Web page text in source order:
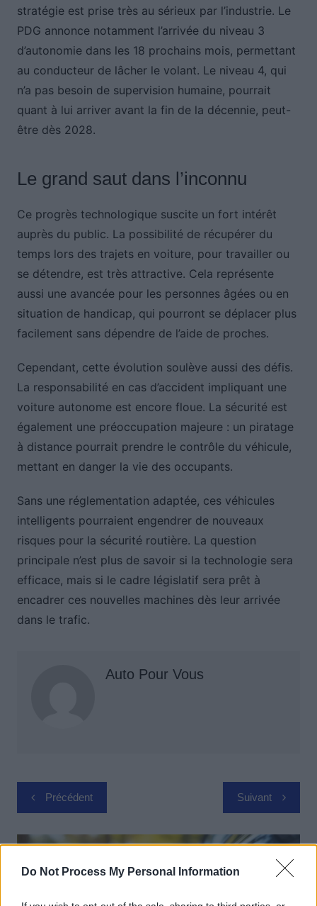
Do Not Process My Personal Information
stratégie est prise très au sérieux par l’industrie. Le
PDG annonce notamment l’arrivée du niveau 3
d’autonomie dans les 18 prochains mois, permettant
au conducteur de lâcher le volant. Le niveau 4, qui
n’a pas besoin de supervision humaine, pourrait
quant à lui arriver avant la fin de la décennie, peut-
être dès 2028.
Le grand saut dans l’inconnu
Ce progrès technologique suscite un fort intérêt
auprès du public. La possibilité de récupérer du
temps lors des trajets en voiture, pour travailler ou
se détendre, est très attractive. Cela représente
aussi une avancée pour les personnes âgées ou en
situation de handicap, qui pourront se déplacer plus
facilement sans dépendre de l’aide de proches.
Cependant, cette évolution soulève aussi des défis.
La responsabilité en cas d’accident impliquant une
voiture autonome est encore floue. La sécurité est
également une préoccupation majeure : un piratage
à distance pourrait prendre le contrôle du véhicule,
mettant en danger la vie des occupants.
Sans une réglementation adaptée, ces véhicules
intelligents pourraient engendrer de nouveaux
risques pour la sécurité routière. La question
principale n’est plus de savoir si la technologie sera
efficace, mais si le cadre législatif sera prêt à
encadrer ces nouvelles machines dès leur arrivée
dans le trafic.
Auto Pour Vous
Navigation
de
l’article
Précédent Suivant